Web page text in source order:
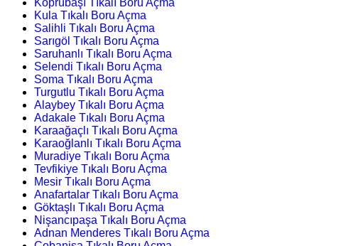
Köprübaşı Tıkalı Boru Açma
Kula Tıkalı Boru Açma
Salihli Tıkalı Boru Açma
Sarıgöl Tıkalı Boru Açma
Saruhanlı Tıkalı Boru Açma
Selendi Tıkalı Boru Açma
Soma Tıkalı Boru Açma
Turgutlu Tıkalı Boru Açma
Alaybey Tıkalı Boru Açma
Adakale Tıkalı Boru Açma
Karaağaçlı Tıkalı Boru Açma
Karaoğlanlı Tıkalı Boru Açma
Muradiye Tıkalı Boru Açma
Tevfikiye Tıkalı Boru Açma
Mesir Tıkalı Boru Açma
Anafartalar Tıkalı Boru Açma
Göktaşlı Tıkalı Boru Açma
Nişancıpaşa Tıkalı Boru Açma
Adnan Menderes Tıkalı Boru Açma